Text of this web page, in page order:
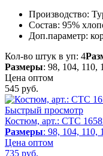
Производство:
Состав: 95%
Доп.параметр:
Кол-во штук в уп: 4
Размеры: 98, 104, 110,
Цена оптом
545 руб.
Быстрый просмотр
Костюм, арт.: CTC
Размеры: 98, 104, 110,
Цена оптом
735 руб.